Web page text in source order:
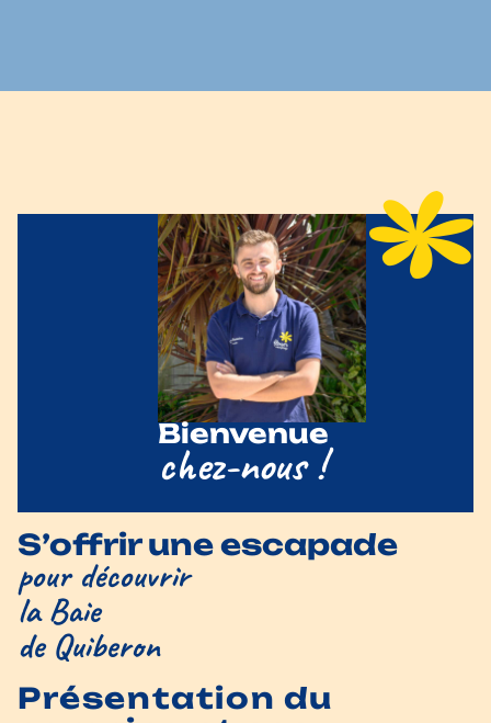
Bienvenue
chez-nous !
S’offrir une escapade
pour découvrir
la Baie
de Quiberon
Présentation du